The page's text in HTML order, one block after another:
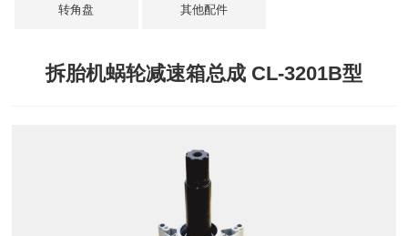
转角盘 其他配件
拆胎机蜗轮减速箱总成 CL-3201B型